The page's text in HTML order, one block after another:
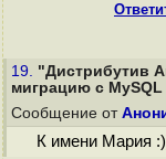
19. "Дистрибутив
миграцию с MySQL
Сообщение от
К имени Мария